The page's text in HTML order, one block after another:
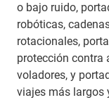
o bajo ruido,
robóticas,
rotacionales,
protección contra
voladores, y
viajes más largos